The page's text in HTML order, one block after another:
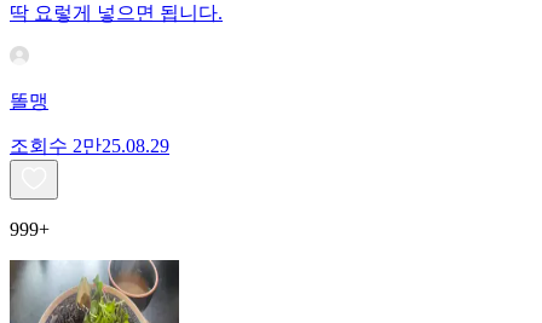
딱 요렇게 넣으면 됩니다.
똘맹
조회수 2만25.08.29
999+